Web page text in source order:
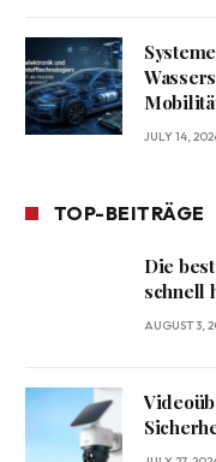
JULY 14,
TOP-BEITRÄGE
Die
schnell
AUGUST 3,